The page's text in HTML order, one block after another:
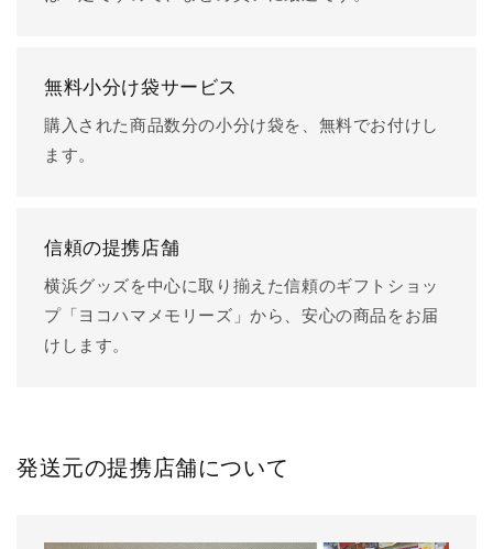
無料小分け袋サービス
購入された商品数分の小分け袋を、無料でお付けし
ます。
信頼の提携店舗
横浜グッズを中心に取り揃えた信頼のギフトショッ
プ「ヨコハマメモリーズ」から、安心の商品をお届
けします。
発送元の提携店舗について